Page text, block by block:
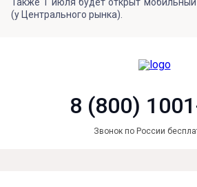
(у Центрального рынка).
8 (800)
Звонок по России